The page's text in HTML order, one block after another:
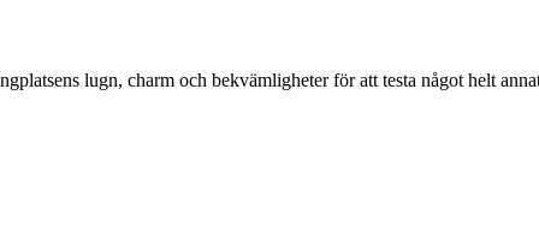
lugn, charm och bekvämligheter för att testa något helt